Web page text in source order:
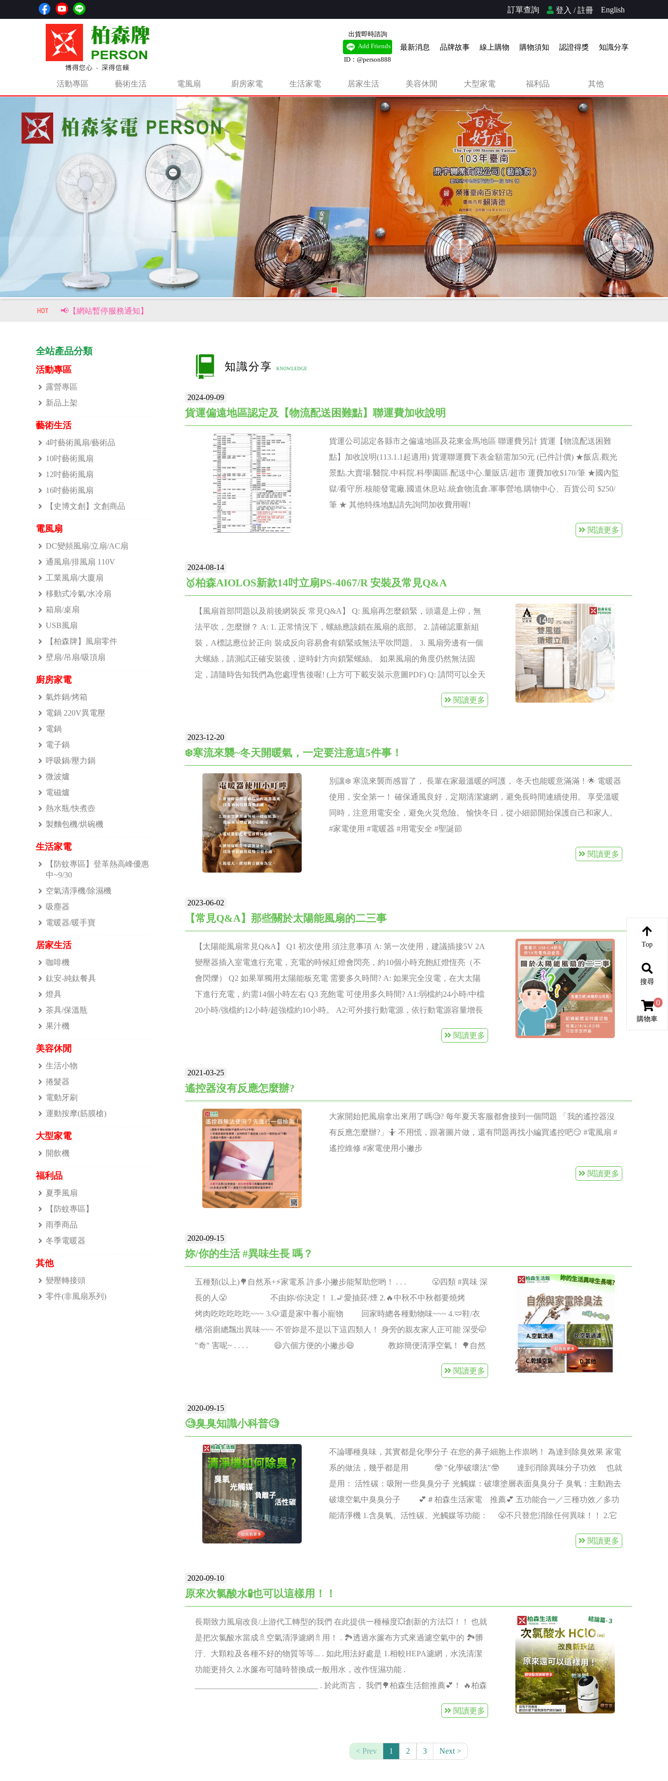
活動專區 藝術生活 電風扇 廚房家電 生活家電 居家生活 美容休閒 大型家電 福利品 其他
訂單查詢 登入 / 註冊 English
出貨即時諮詢
Add Friends
ID：@person888
最新消息 品牌故事 線上購物 購物須知 認證得獎 知識分享
📢【網站暫停服務通知】
全站產品分類
活動專區
露營專區
新品上架
藝術生活
4吋藝術風扇/藝術品
10吋藝術風扇
12吋藝術風扇
16吋藝術風扇
【史博文創】文創商品
電風扇
DC變頻風扇/立扇/AC扇
通風扇/排風扇 110V
工業風扇/大廈扇
移動式冷氣/水冷扇
箱扇/桌扇
USB風扇
【柏森牌】風扇零件
壁扇/吊扇/吸頂扇
廚房家電
氣炸鍋/烤箱
電鍋 220V異電壓
電鍋
電子鍋
呼吸鍋/壓力鍋
微波爐
電磁爐
熱水瓶/快煮壺
製麵包機/烘碗機
生活家電
【防蚊專區】登革熱高峰優惠
中~9/30
空氣清淨機/除濕機
吸塵器
電暖器/暖手寶
居家生活
咖啡機
鈦安-純鈦餐具
燈具
茶具/保溫瓶
果汁機
美容休閒
生活小物
捲髮器
電動牙刷
運動按摩(筋膜槍)
大型家電
開飲機
福利品
夏季風扇
【防蚊專區】
雨季商品
冬季電暖器
其他
變壓轉接頭
零件(非風扇系列)
知識分享
2024-09-09
貨運偏遠地區認定及【物流配送困難點】聯運費加收說明
貨運公司認定各縣市之偏遠地區及花東金馬地區 聯運費另計 貨運【物流配送困難
點】加收說明(113.1.1起適用) 貨運聯運費下表金額需加50元 (已件計價) ★飯店.觀光
景點.大賣場.醫院.中科院.科學園區.配送中心.量販店/超市 運費加收$170/筆 ★國內監
獄/看守所.核能發電廠.國道休息站.統倉物流倉.軍事營地.購物中心、百貨公司 $250/
筆 ★ 其他特殊地點請先詢問加收費用喔!
閱讀更多
2024-08-14
🥇柏森AIOLOS新款14吋立扇PS-4067/R 安裝及常見Q&A
【風扇首部問題以及前後網裝反 常見Q&A】 Q: 風扇再怎麼鎖緊，頭還是上仰，無
法平吹，怎麼辦？ A: 1. 正常情況下，螺絲應該鎖在風扇的底部。 2. 請確認重新組
裝，A標誌應位於正向 裝成反向容易會有鎖緊或無法平吹問題。 3. 風扇旁邊有一個
大螺絲，請測試正確安裝後，逆時針方向鎖緊螺絲。 如果風扇的角度仍然無法固
定，請隨時告知我們為您處理售後喔! (上方可下載安裝示意圖PDF) Q: 請問可以全天
的風扇皆有以下保障: ★ 國家認證保障：我們的商品皆通過BSMI國家認證，品質有
防止過熱的情況。 ★ 長時間運轉測試：我們的產品經過嚴格的壽命測試，在不間斷
運行1000小時以上仍能保持穩定，確保全天使用也能安心。 ★ 產品責任保險：我們
作：我們公司已經45年，目前是日本、韓國及台灣知名品牌如東元、聲寶的OEM協
力工廠，品質與信賴度均有保障。 請您多多支持本土在地品牌，柏得您心，森得信
賴。 感謝您對我們的信任與支持！
閱讀更多
2023-12-20
❄️寒流來襲~冬天開暖氣，一定要注意這5件事！
別讓❄️ 寒流來襲而感冒了， 長輩在家最溫暖的呵護， 冬天也能暖意滿滿！🌟 電暖器
使用，安全第一！ 確保通風良好，定期清潔濾網，避免長時間連續使用。 享受溫暖
同時，注意用電安全，避免火災危險。 愉快冬日，從小細節開始保護自己和家人。
#家電使用 #電暖器 #用電安全 #聖誕節
閱讀更多
2023-06-02
【常見Q&A】那些關於太陽能風扇的二三事
【太陽能風扇常見Q&A】 Q1 初次使用 須注意事項 A: 第一次使用，建議插接5V 2A
變壓器插入室電進行充電，充電的時候紅燈會閃亮，約10個小時充飽紅燈恆亮（不
會閃爍） Q2 如果單獨用太陽能板充電 需要多久時間? A: 如果完全沒電，在大太陽
下進行充電，約需14個小時左右 Q3 充飽電 可使用多久時間? A1:弱檔約24小時/中檔
20小時/強檔約12小時/超強檔約10小時。 A2:可外接行動電源，依行動電源容量增長
做行動電源) 多功能USB輸出5V 1.可提供手機充電 2.USB電燈照明使用 3.其他5V的
電。 Q6 產品規格? A: 可進入柏森家電官網參考 https://www.person.com.tw Q7 下雨或
是沒有太陽時要怎麼辦？ A： 可利用手機充電變壓器(2A規格)來充電，速度更快，
送兩安培變壓器） 3.行動電源可供應本體充電 Q8 太陽東升西落，有方向性，太陽能
板不會自動轉向，要如何充飽電？ A： 如果純粹在戶外利用太陽光充電時，建議將
太陽能版儘量平置，以便能接收不同角度的太陽光。一般回到室內時，建議先用充
電器充飽電。外出時，太陽能作為輔助充電，如此可確保外出使用無虞，且能利用
太陽光補充充電。 Q9 太陽能充飽電要14小時，一般日照時間才不過從早上8點到下
午5點半，總共9.5小時，如果是在野地露營，要如何能充飽電呢？到時候於晚上使用
此可在露營區內利用充電器充電及供電，也可以外接10000毫安或20000毫安的行動
電源供電；多重供電方式，確保此商品可延長使用時間。 Q10這一台強調可戶外使
用，請問有沒有防水設計？防水等級是多少？ A： 此商品有一級防水，但建議不要
在雨中使用。 Q11太陽能板壽命? &保固多久 ? A: 1.太陽能板就跟一般家用太陽能電
熱水器的太陽能板一樣，只要沒有被破壞的情況下，只會出現吸收陽光時 光能轉換
效率的衰退，不會說壞就壞。一般保固是五年，但是實際上有的可以使用到時6~10
年以上。 2.至於機體內部負責光電轉換的機板，也會有壽命問題，則僅適用於一般
一般會先衰退及壞掉的是電池而不會是太陽能板。 Q12太陽能板如何保養 ?如何知道
髒汙的物質時，可用柔布沾清水擦洗。(本機太陽能板與戶外太陽能電熱水器的太陽
能板是一樣的，因此不管是風吹雨淋都具有一定的承受力，但是整台機器則因為含
有電子元件，因此整台機器的防水等級是一級，因此整機不可以直接用水清洗)。 2.
太陽能板是逐漸衰退的，不會一次性就突然壞掉，除非是重摔或撞擊才會出現完全
不能使用的情形。要知道太陽能板是否壞掉，可利用太陽光充電數小時後，再開機
使用，看看機器的情形： a.完全不動:有可能是太陽能板毀損、控制板壞掉、電池組
壞掉、連接線斷裂…各種因素所造成，需經過檢修才能判斷。 b.風扇能轉動，但使
用時間變短了:有可能代表太陽能板的充電效率衰退，也有可能是電池開始衰退了，
這時候可改用充電變壓器來充滿十小時，再開機使用，然後觀察風扇的使用時間，
500次以上。但是實際從300次以後，電池的放電容量就會開始逐漸衰退。 Q14有其
他問題 A: "如有商品使用問題 / 維修 / 序號登錄 / 購買零件...等相關問題，可撥打電
閱讀更多
2021-03-25
遙控器沒有反應怎麼辦?
大家開始把風扇拿出來用了嗎🧐? 每年夏天客服都會接到一個問題 「我的遙控器沒
有反應怎麼辦?」🤷 不用慌，跟著圖片做，還有問題再找小編買遙控吧😏 #電風扇 #
遙控維修 #家電使用小撇步
閱讀更多
2020-09-15
妳/你的生活 #異味生長 嗎？
五種類(以上)🌳自然系+⚡️家電系 許多小撇步能幫助您哟！ . . . 😤四類 #異味 深
長的人😤 不由妳/你決定！ 1.🚬愛抽菸/煙 2.🔥中秋不中秋都要燒烤
烤肉吃吃吃吃吃~~~ 3.🐶還是家中養小寵物 回家時總各種動物味~~~ 4.🩲鞋/衣
櫃/浴廁總飄出異味~~~ 不管妳是不是以下這四類人！ 身旁的親友家人正可能 深受🤭
"奇" 害呢~ . . . . 😄六個方便的小撇步😄 教妳簡便清淨空氣！ 🌳自然
燥劑／除濕機於各種櫃 4.噴噴💦芬芳劑空氣清淨劑 5.用用🌳室內芬芳植物／空氣清
氧、活性碳、光觸媒等功能 ●不只替您😤消除任何異味！！ ●它的臭氧、光觸媒功能
還能🔥滅病菌！！ 最後！還有HEPA功能， ●替您把空氣中的💦有害微粒清除！！
閱讀更多
2020-09-15
🧐臭臭知識小科普🧐
不論哪種臭味，其實都是化學分子 在您的鼻子細胞上作祟哟！ 為達到除臭效果 家電
系的做法，幾乎都是用 🤓 "化學破壞法"🤓 達到消除異味分子功效 也就
是用： 活性碳：吸附一些臭臭分子 光觸媒：破壞塗層表面臭臭分子 臭氧：主動跑去
破壞空氣中臭臭分子 💕＃柏森生活家電 推薦💕 五功能合一／三種功效／多功
能清淨機 1.含臭氧、活性碳、光觸媒等功能： 😤不只替您消除任何異味！！ 2.它
閱讀更多
2020-09-10
原來次氯酸水🧪也可以這樣用！！
長期致力風扇改良/上游代工轉型的我們 在此提供一種極度💥創新的方法💥！！ 也就
是把次氯酸水當成🚿空氣清淨濾網🚿用！ . 🏞透過水簾布方式來過濾空氣中的 🏞髒
汙、大顆粒及各種不好的物質等等... . 如此用法好處是 1.相較HEPA濾網，水洗清潔
功能更持久 2.水簾布可隨時替換成一般用水，改作恆濕功能 .
_______________________________ . 於此而言， 我們🌳柏森生活館推薦💕！ 🔥柏森
公分 ⚡️DC變頻：耗電不到0.5NTD每小時 💨3D擺頭循環扇：長距離吹拂 🔥
閱讀更多
1 2 3
Top
搜尋
0
購物車